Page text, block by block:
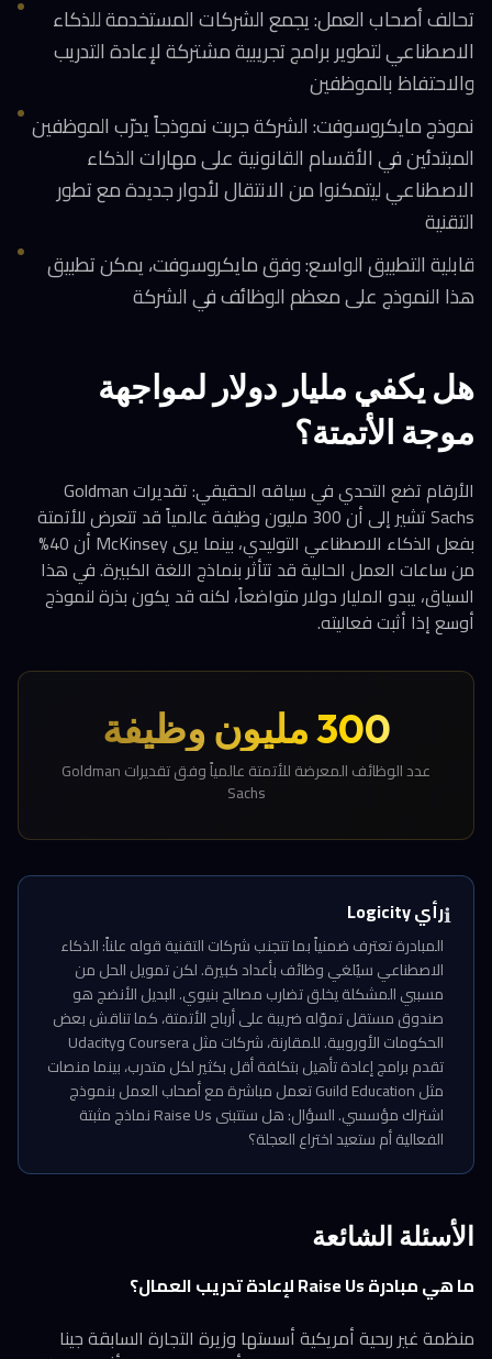
تحالف أصحاب العمل: يجمع الشركات المستخدمة للذكاء
الاصطناعي لتطوير برامج تجريبية مشتركة لإعادة التدريب
والاحتفاظ بالموظفين
نموذج مايكروسوفت: الشركة جربت نموذجاً يدرّب الموظفين
المبتدئين في الأقسام القانونية على مهارات الذكاء
الاصطناعي ليتمكنوا من الانتقال لأدوار جديدة مع تطور
التقنية
قابلية التطبيق الواسع: وفق مايكروسوفت، يمكن تطبيق
هذا النموذج على معظم الوظائف في الشركة
هل يكفي مليار دولار لمواجهة
موجة الأتمتة؟
الأرقام تضع التحدي في سياقه الحقيقي: تقديرات Goldman
Sachs تشير إلى أن 300 مليون وظيفة عالمياً قد تتعرض للأتمتة
بفعل الذكاء الاصطناعي التوليدي، بينما يرى McKinsey أن 40%
من ساعات العمل الحالية قد تتأثر بنماذج اللغة الكبيرة. في هذا
السياق، يبدو المليار دولار متواضعاً، لكنه قد يكون بذرة لنموذج
أوسع إذا أثبت فعاليته.
300 مليون وظيفة
عدد الوظائف المعرضة للأتمتة عالمياً وفق تقديرات Goldman
Sachs
ℹ️رأي Logicity
المبادرة تعترف ضمنياً بما تتجنب شركات التقنية قوله علناً: الذكاء
الاصطناعي سيُلغي وظائف بأعداد كبيرة. لكن تمويل الحل من
مسببي المشكلة يخلق تضارب مصالح بنيوي. البديل الأنضج هو
صندوق مستقل تموّله ضريبة على أرباح الأتمتة، كما تناقش بعض
الحكومات الأوروبية. للمقارنة، شركات مثل Coursera وUdacity
تقدم برامج إعادة تأهيل بتكلفة أقل بكثير لكل متدرب، بينما منصات
مثل Guild Education تعمل مباشرة مع أصحاب العمل بنموذج
اشتراك مؤسسي. السؤال: هل ستتبنى Raise Us نماذج مثبتة
الفعالية أم ستعيد اختراع العجلة؟
الأسئلة الشائعة
ما هي مبادرة Raise Us لإعادة تدريب العمال؟
منظمة غير ربحية أمريكية أسستها وزيرة التجارة السابقة جينا